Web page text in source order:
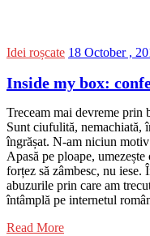
Idei roșcate 18 October ,
Inside my box:
Treceam mai devreme prin
Sunt ciufulită, nemachiată,
îngrășat. N-am niciun
Apasă pe ploape,
forțez să zâmbesc, nu
abuzurile prin care am
întâmplă pe internetul
Read More